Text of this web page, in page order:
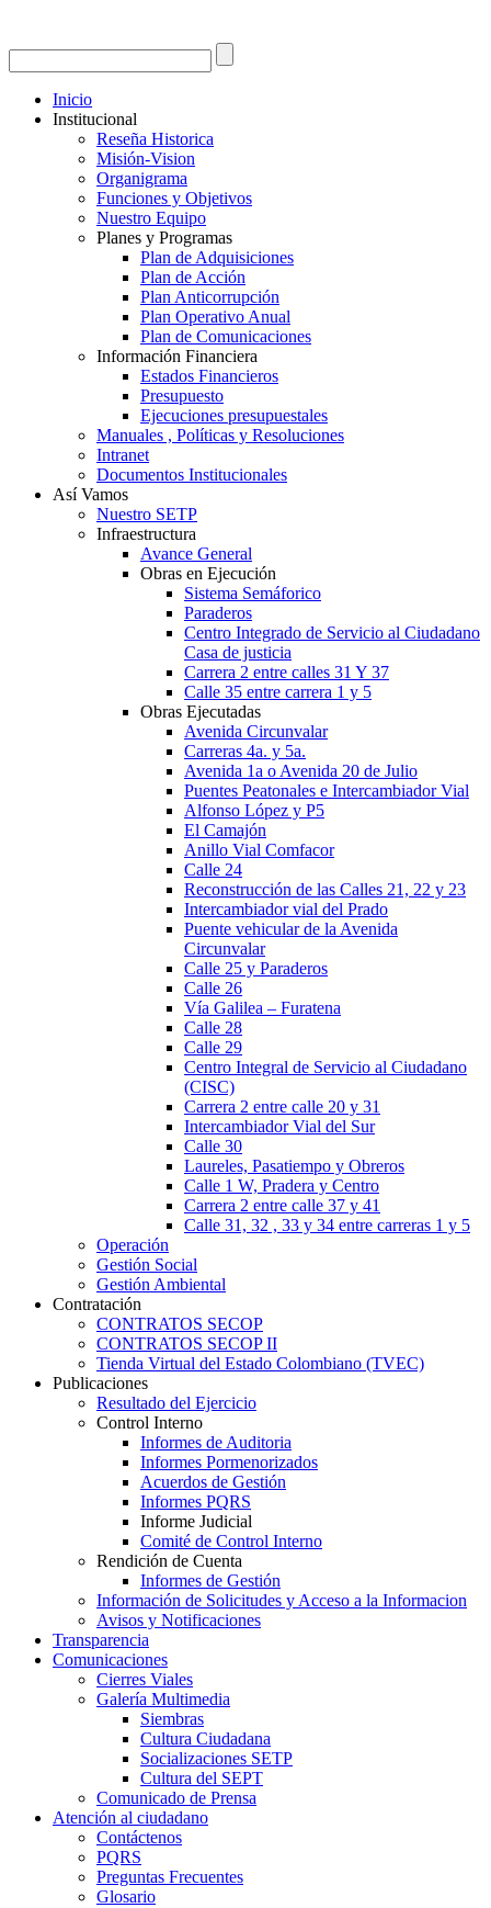
Inicio
Institucional
Reseña Historica
Misión-Vision
Organigrama
Funciones y Objetivos
Nuestro Equipo
Planes y Programas
Plan de Adquisiciones
Plan de Acción
Plan Anticorrupción
Plan Operativo Anual
Plan de Comunicaciones
Información Financiera
Estados Financieros
Presupuesto
Ejecuciones presupuestales
Manuales , Políticas y Resoluciones
Intranet
Documentos Institucionales
Así Vamos
Nuestro SETP
Infraestructura
Avance General
Obras en Ejecución
Sistema Semáforico
Paraderos
Centro Integrado de Servicio al Ciudadano
Casa de justicia
Carrera 2 entre calles 31 Y 37
Calle 35 entre carrera 1 y 5
Obras Ejecutadas
Avenida Circunvalar
Carreras 4a. y 5a.
Avenida 1a o Avenida 20 de Julio
Puentes Peatonales e Intercambiador Vial
Alfonso López y P5
El Camajón
Anillo Vial Comfacor
Calle 24
Reconstrucción de las Calles 21, 22 y 23
Intercambiador vial del Prado
Puente vehicular de la Avenida
Circunvalar
Calle 25 y Paraderos
Calle 26
Vía Galilea – Furatena
Calle 28
Calle 29
Centro Integral de Servicio al Ciudadano
(CISC)
Carrera 2 entre calle 20 y 31
Intercambiador Vial del Sur
Calle 30
Laureles, Pasatiempo y Obreros
Calle 1 W, Pradera y Centro
Carrera 2 entre calle 37 y 41
Calle 31, 32 , 33 y 34 entre carreras 1 y 5
Operación
Gestión Social
Gestión Ambiental
Contratación
CONTRATOS SECOP
CONTRATOS SECOP II
Tienda Virtual del Estado Colombiano (TVEC)
Publicaciones
Resultado del Ejercicio
Control Interno
Informes de Auditoria
Informes Pormenorizados
Acuerdos de Gestión
Informes PQRS
Informe Judicial
Comité de Control Interno
Rendición de Cuenta
Informes de Gestión
Información de Solicitudes y Acceso a la Informacion
Avisos y Notificaciones
Transparencia
Comunicaciones
Cierres Viales
Galería Multimedia
Siembras
Cultura Ciudadana
Socializaciones SETP
Cultura del SEPT
Comunicado de Prensa
Atención al ciudadano
Contáctenos
PQRS
Preguntas Frecuentes
Glosario